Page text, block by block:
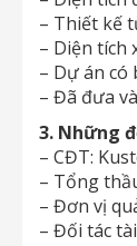
– Thiết kế
– Diện tích
– Dự án có
– Đã đưa
3. Những
– CĐT:
– Tổng
– Đơn vị
– Đối tác